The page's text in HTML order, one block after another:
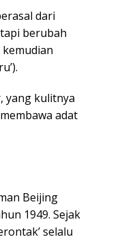
dari
berubah
yang kulitnya
adat
Beijing
1949. Sejak
selalu